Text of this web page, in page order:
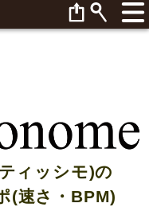
ィッシモ)の
(速さ・BPM)